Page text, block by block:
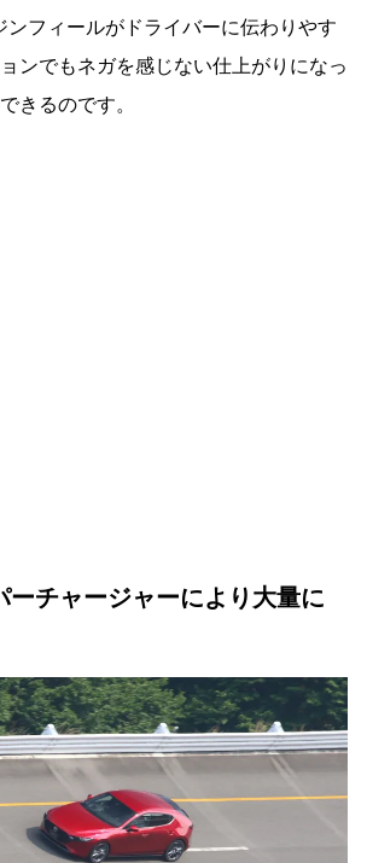
ンフィールがドライバーに伝わりやす
ンでもネガを感じない仕上がりになっ
きるのです。
ーチャージャーにより大量に